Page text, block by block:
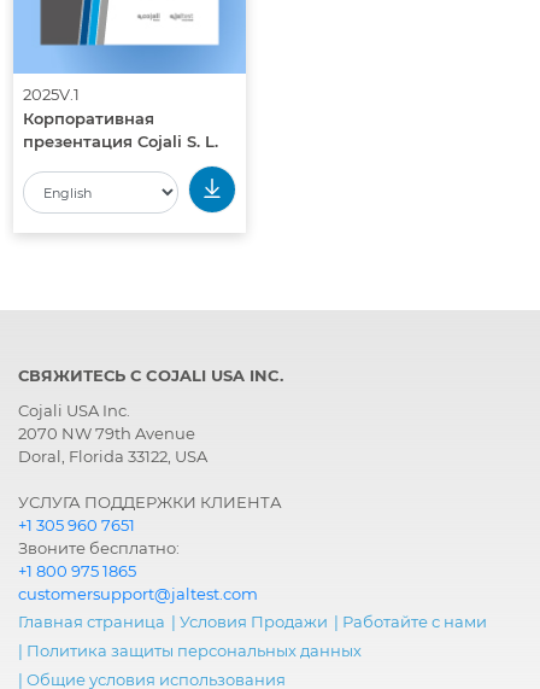
2025V.1
Корпоративная
презентация Cojali S. L.
СВЯЖИТЕСЬ С COJALI USA INC.
Cojali USA Inc.
2070 NW 79th Avenue
Doral, Florida 33122, USA
УСЛУГА ПОДДЕРЖКИ КЛИЕНТА
+1 305 960 7651
Звоните бесплатно:
+1 800 975 1865
customersupport@jaltest.com
Главная страница | Условия Продажи | Работайте с нами
| Политика защиты персональных данных
| Общие условия использования